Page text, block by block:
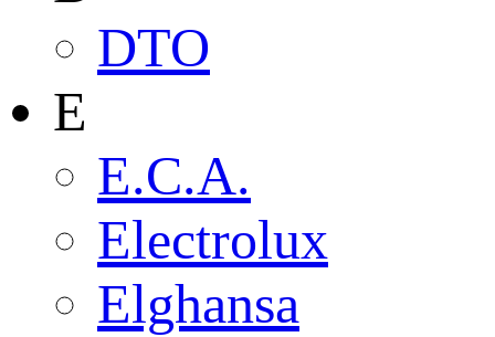
DTO
E
E.C.A.
Electrolux
Elghansa